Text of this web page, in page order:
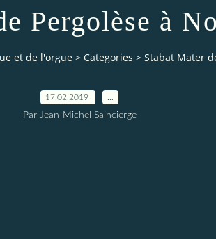
Pergolèse à
et de l'orgue > Categories > Stabat Mater
17.02.2019
Par Jean-Michel Saincierge